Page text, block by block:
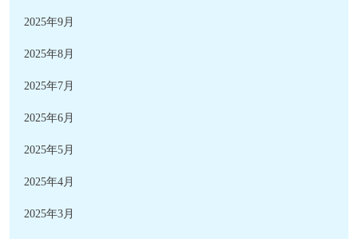
2025年9月
2025年8月
2025年7月
2025年6月
2025年5月
2025年4月
2025年3月